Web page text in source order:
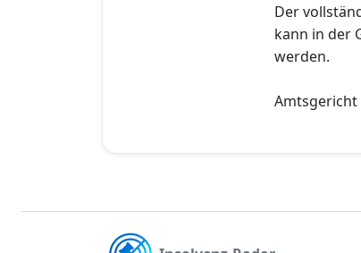
Der
kann in der
werden.
Amtsgericht